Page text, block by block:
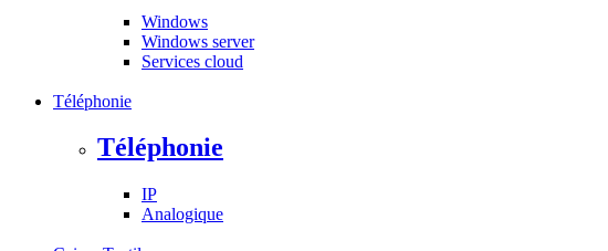
Windows
Windows server
Services cloud
Téléphonie
Téléphonie
IP
Analogique